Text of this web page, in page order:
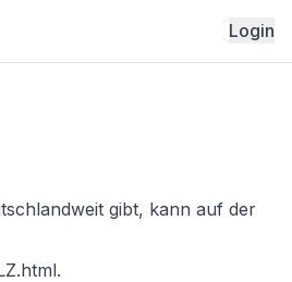
Login
gibt, kann auf der